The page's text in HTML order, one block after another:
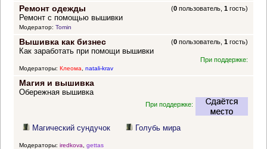
Ремонт одежды (0 пользователь,1 гость)
Ремонт с помощью вышивки
Модератор: Tomin
Вышивка как бизнес (0 пользователь,1 гость)
Как заработать при помощи вышивки
При поддержке:
Модераторы: Клеома, natali-krav
Магия и вышивка
Обережная вышивка
При поддержке:
Магический сундучок Голубь мира
Модераторы: iredkova gettas